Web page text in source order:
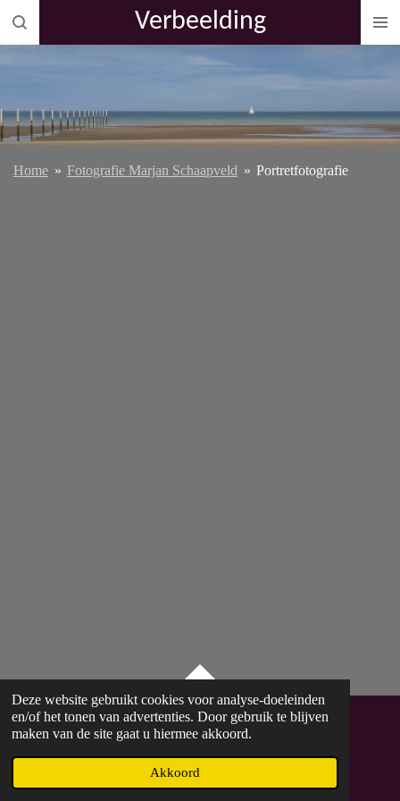
Deze website gebruikt cookies voor analyse-doeleinden
en/of het tonen van advertenties. Door gebruik te blijven
maken van de site gaat u hiermee akkoord.
Akkoord
Ga
direct
naar
hoofdinhoud
Verbeelding
Home » Fotografie Marjan Schaapveld » Portretfotografie
TOP